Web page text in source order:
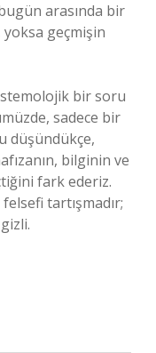
arasında bir
geçmişin
bir soru
sadece bir
düşündükçe,
bilginin ve
fark ederiz.
tartışmadır;